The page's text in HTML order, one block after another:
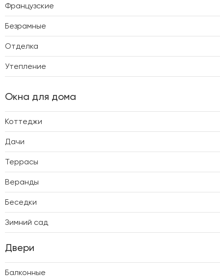
Французские
Безрамные
Отделка
Утепление
Окна для дома
Коттеджи
Дачи
Террасы
Веранды
Беседки
Зимний сад
Двери
Балконные